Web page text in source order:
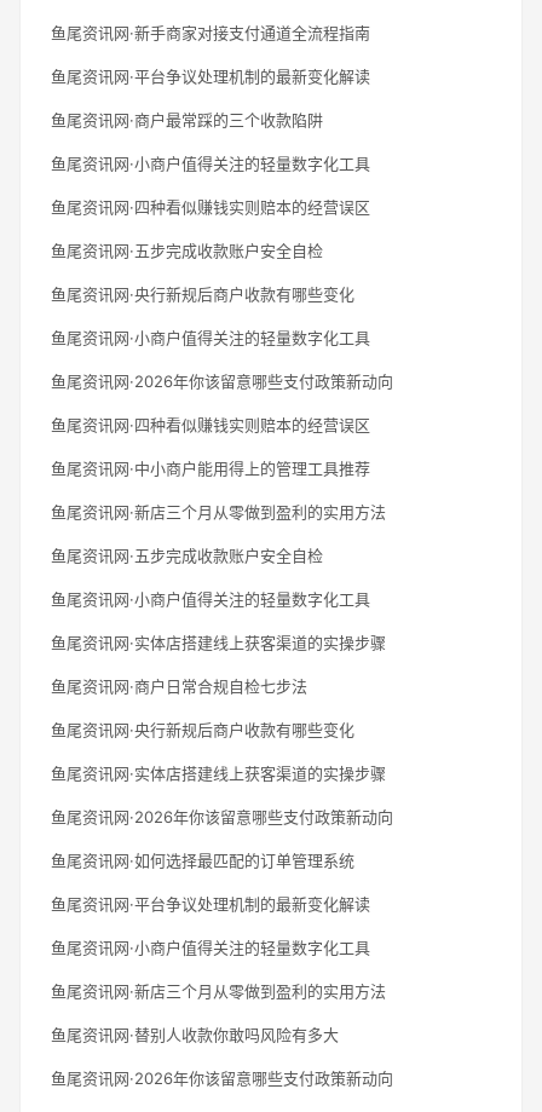
鱼尾资讯网·新手商家对接支付通道全流程指南
鱼尾资讯网·平台争议处理机制的最新变化解读
鱼尾资讯网·商户最常踩的三个收款陷阱
鱼尾资讯网·小商户值得关注的轻量数字化工具
鱼尾资讯网·四种看似赚钱实则赔本的经营误区
鱼尾资讯网·五步完成收款账户安全自检
鱼尾资讯网·央行新规后商户收款有哪些变化
鱼尾资讯网·小商户值得关注的轻量数字化工具
鱼尾资讯网·2026年你该留意哪些支付政策新动向
鱼尾资讯网·四种看似赚钱实则赔本的经营误区
鱼尾资讯网·中小商户能用得上的管理工具推荐
鱼尾资讯网·新店三个月从零做到盈利的实用方法
鱼尾资讯网·五步完成收款账户安全自检
鱼尾资讯网·小商户值得关注的轻量数字化工具
鱼尾资讯网·实体店搭建线上获客渠道的实操步骤
鱼尾资讯网·商户日常合规自检七步法
鱼尾资讯网·央行新规后商户收款有哪些变化
鱼尾资讯网·实体店搭建线上获客渠道的实操步骤
鱼尾资讯网·2026年你该留意哪些支付政策新动向
鱼尾资讯网·如何选择最匹配的订单管理系统
鱼尾资讯网·平台争议处理机制的最新变化解读
鱼尾资讯网·小商户值得关注的轻量数字化工具
鱼尾资讯网·新店三个月从零做到盈利的实用方法
鱼尾资讯网·替别人收款你敢吗风险有多大
鱼尾资讯网·2026年你该留意哪些支付政策新动向